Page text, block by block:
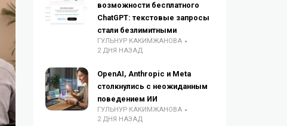
возможности бесплатного
ChatGPT: текстовые запросы
стали безлимитными
ГУЛЬНУР КАКИМЖАНОВА
2 ДНЯ НАЗАД
OpenAI, Anthropic и Meta
столкнулись с неожиданным
поведением ИИ
ГУЛЬНУР КАКИМЖАНОВА
2 ДНЯ НАЗАД